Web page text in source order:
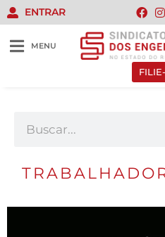
ENTRAR
MENU